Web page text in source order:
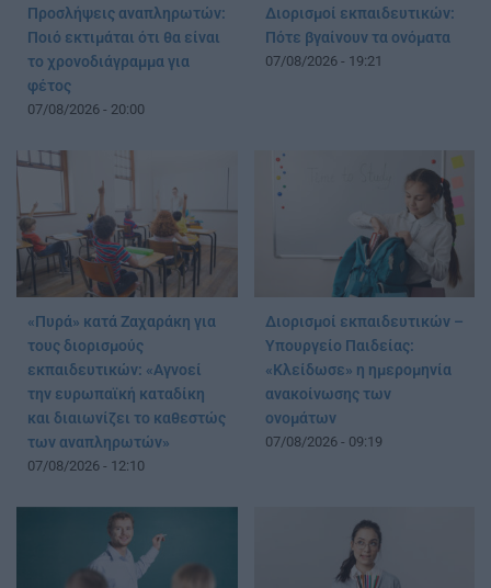
Προσλήψεις αναπληρωτών:
Ποιό εκτιμάται ότι θα είναι
το χρονοδιάγραμμα για
φέτος
07/08/2026 - 20:00
Διορισμοί εκπαιδευτικών:
Πότε βγαίνουν τα ονόματα
07/08/2026 - 19:21
«Πυρά» κατά Ζαχαράκη για
τους διορισμούς
εκπαιδευτικών: «Αγνοεί
την ευρωπαϊκή καταδίκη
και διαιωνίζει το καθεστώς
των αναπληρωτών»
07/08/2026 - 12:10
Διορισμοί εκπαιδευτικών –
Υπουργείο Παιδείας:
«Κλείδωσε» η ημερομηνία
ανακοίνωσης των
ονομάτων
07/08/2026 - 09:19